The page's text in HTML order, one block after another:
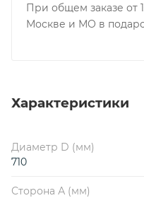
При общем заказе от
Москве и МО в
Характеристики
Диаметр D (мм)
710
Сторона А (мм)